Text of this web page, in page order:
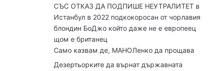
СЪС ОТКАЗ ДА ПОДПИШЕ НЕУТРАЛИТЕТ в
Истанбул в 2022 подкокоросан от чорлавия
блондин БоДжо който даже не е европеец
щом е британец
Само казвам де, МАНОЛенко да прощава
Дезертьорките да върнат държавната